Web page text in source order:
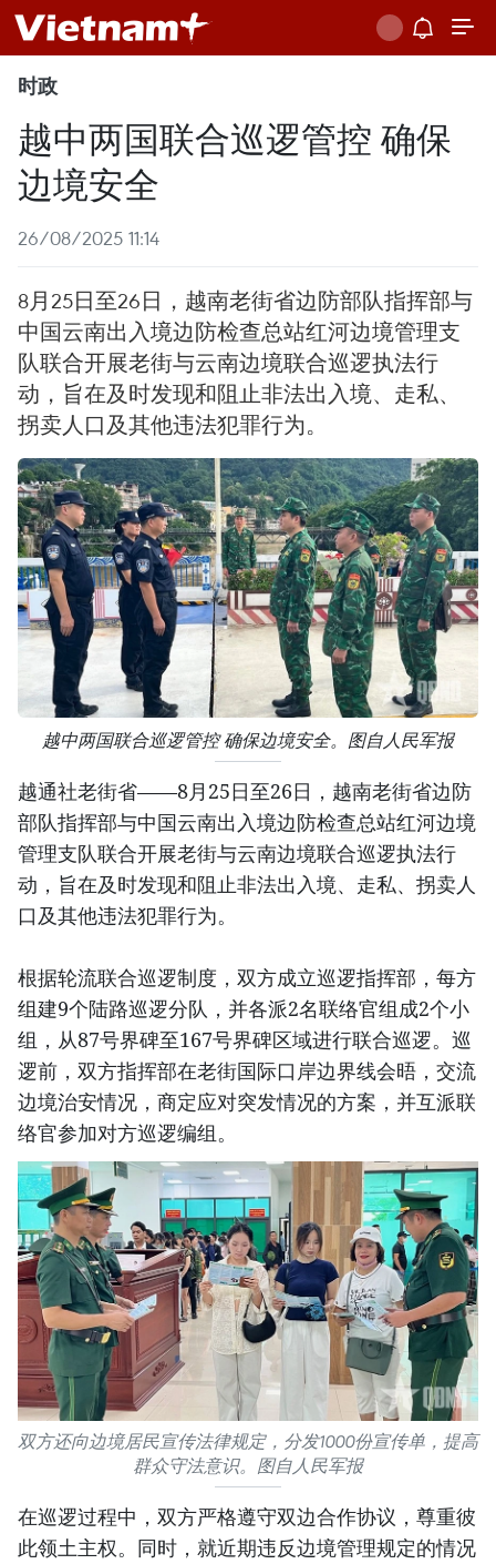
时政
越中两国联合巡逻管控 确保
边境安全
26/08/2025 11:14
8月25日至26日，越南老街省边防部队指挥部与
中国云南出入境边防检查总站红河边境管理支
队联合开展老街与云南边境联合巡逻执法行
动，旨在及时发现和阻止非法出入境、走私、
拐卖人口及其他违法犯罪行为。
越中两国联合巡逻管控 确保边境安全。图自人民军报
越通社老街省——8月25日至26日，越南老街省边防
部队指挥部与中国云南出入境边防检查总站红河边境
管理支队联合开展老街与云南边境联合巡逻执法行
动，旨在及时发现和阻止非法出入境、走私、拐卖人
口及其他违法犯罪行为。
根据轮流联合巡逻制度，双方成立巡逻指挥部，每方
组建9个陆路巡逻分队，并各派2名联络官组成2个小
组，从87号界碑至167号界碑区域进行联合巡逻。巡
逻前，双方指挥部在老街国际口岸边界线会晤，交流
边境治安情况，商定应对突发情况的方案，并互派联
络官参加对方巡逻编组。
双方还向边境居民宣传法律规定，分发1000份宣传单，提高
群众守法意识。图自人民军报
在巡逻过程中，双方严格遵守双边合作协议，尊重彼
此领土主权。同时，就近期违反边境管理规定的情况